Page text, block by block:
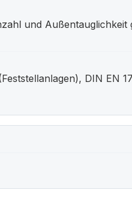
und Außentauglichkeit
DIN EN